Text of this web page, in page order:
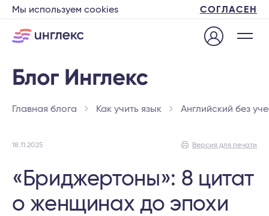
Мы используем cookies СОГЛАСЕН
Главная блога Как учить язык Английский без
18.11.2025 Версия для печати
«Бриджертоны»: 8 цитат
о женщинах до эпохи